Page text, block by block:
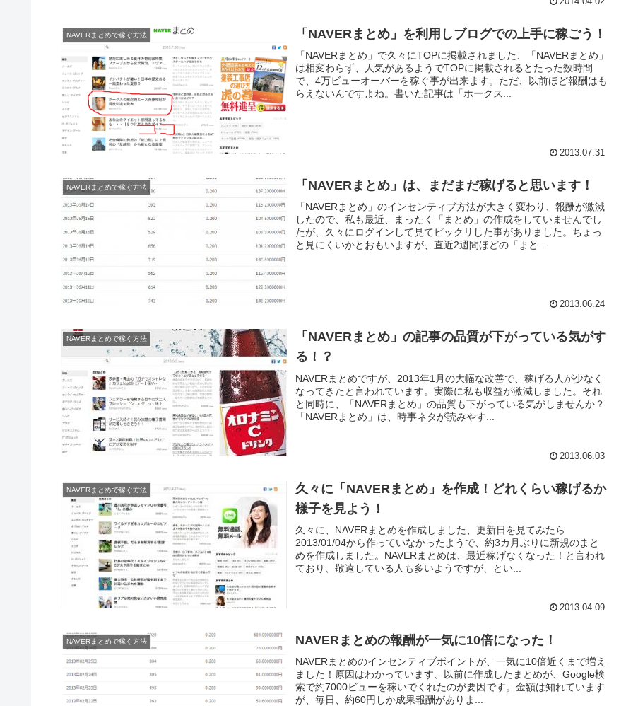
NAVERまとめで稼ぐ方法 「NAVERまとめ」を利用しブログでの上手に稼ごう！
「NAVERまとめ」で久々にTOPに掲載されました、「NAVERまとめ」
は相変わらず、人気があるようでTOPに掲載されるとたった数時間
で、4万ビューオーバーを稼ぐ事が出来ます。ただ、以前ほど報酬はも
らえないんですよね。書いた記事は「ホークス...
2013.07.31
NAVERまとめで稼ぐ方法 「NAVERまとめ」は、まだまだ稼げると思います！
「NAVERまとめ」のインセンティブ方法が大きく変わり、報酬が激減
したので、私も最近、まったく「まとめ」の作成をしていませんでし
たが、久々にログインして見てビックリした事がありました。ちょっ
と見にくいかとおもいますが、直近2週間ほどの「まと...
2013.06.24
NAVERまとめで稼ぐ方法
「NAVERまとめ」の記事の品質が下がっている気がす
る！？
NAVERまとめですが、2013年1月の大幅な改善で、稼げる人が少なく
なってきたと言われています。実際に私も収益が激減しました。それ
と同時に、「NAVERまとめ」の品質も下がっている気がしませんか？
「NAVERまとめ」は、時事ネタが読みやす...
2013.06.03
NAVERまとめで稼ぐ方法
久々に「NAVERまとめ」を作成！どれくらい稼げるか
様子を見よう！
久々に、NAVERまとめを作成しました、更新日を見てみたら
2013/01/04から作っていなかったようで、約3カ月ぶりに新規のまと
めを作成しました。NAVERまとめは、最近稼げなくなった！と言われ
ており、敬遠している人も多いようですが、とい...
2013.04.09
NAVERまとめで稼ぐ方法 NAVERまとめの報酬が一気に10倍になった！
NAVERまとめのインセンティブポイントが、一気に10倍近くまで増え
ました！原因はわかっています、以前に作成したまとめが、Google検
索で約7000ビューを稼いでくれたのが要因です。金額は知れています
が、毎日、約60円しか成果報酬がありま...